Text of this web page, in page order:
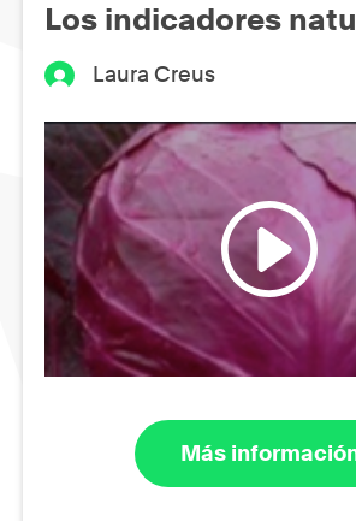
Los indicadores
Laura Creus
Más